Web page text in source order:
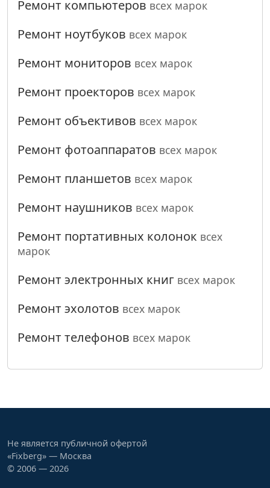
Ремонт компьютеров всех марок
Ремонт ноутбуков всех марок
Ремонт мониторов всех марок
Ремонт проекторов всех марок
Ремонт объективов всех марок
Ремонт фотоаппаратов всех марок
Ремонт планшетов всех марок
Ремонт наушников всех марок
Ремонт портативных колонок всех
марок
Ремонт электронных книг всех марок
Ремонт эхолотов всех марок
Ремонт телефонов всех марок
Не является публичной офертой
«Fixberg» — Москва
© 2006 — 2026